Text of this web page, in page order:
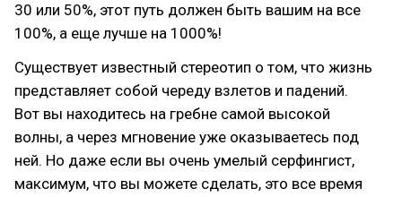
30 или 50%, этот путь должен быть вашим на все
100%, а еще лучше на 1000%!
Существует известный стереотип о том, что жизнь
представляет собой череду взлетов и падений.
Вот вы находитесь на гребне самой высокой
волны, а через мгновение уже оказываетесь под
ней. Но даже если вы очень умелый серфингист,
максимум, что вы можете сделать, это все время